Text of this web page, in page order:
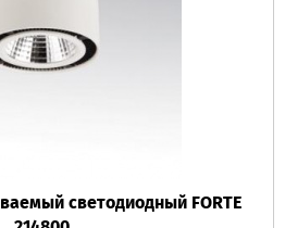
светодиодный FORTE